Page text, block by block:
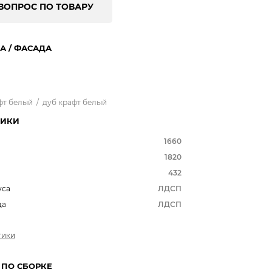
ПО ТОВАРУ
/ ФАСАДА
белый / дуб крафт белый
1660
1820
432
ЛДСП
ЛДСП
СБОРКЕ